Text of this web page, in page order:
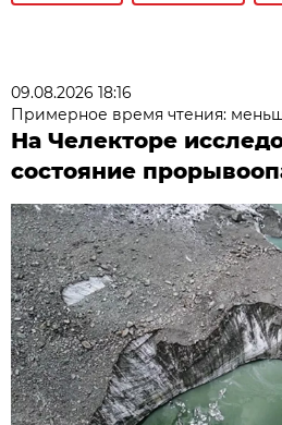
09.08.2026 18:16
Примерное время чтения:
На Челекторе
состояние